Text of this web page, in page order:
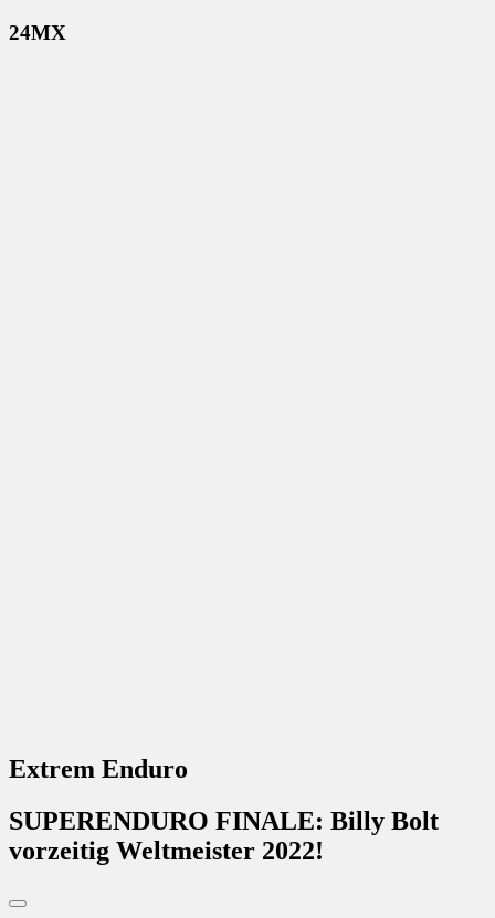
24MX
Extrem Enduro
SUPERENDURO FINALE: Billy Bolt
vorzeitig Weltmeister 2022!